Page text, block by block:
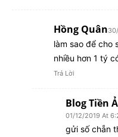
Hồng Quân
làm sao để cho
nhiều hơn 1 tý
Trả Lời
Blog Tiền
01/12/2019 At
gửi số chẵn